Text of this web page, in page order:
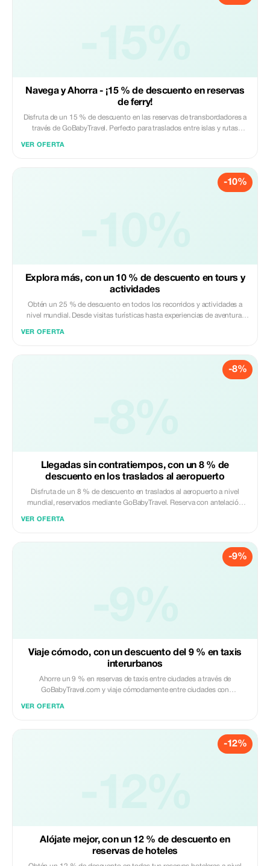
Navega y Ahorra - ¡15 % de descuento en reservas
de ferry!
Disfruta de un 15 % de descuento en las reservas de transbordadores a
través de GoBabyTravel. Perfecto para traslados entre islas y rutas
VER OFERTA
-10%
Explora más, con un 10 % de descuento en tours y
actividades
Obtén un 25 % de descuento en todos los recorridos y actividades a
nivel mundial. Desde visitas turísticas hasta experiencias de aventura,
VER OFERTA
-8%
Llegadas sin contratiempos, con un 8 % de
descuento en los traslados al aeropuerto
Disfruta de un 8 % de descuento en traslados al aeropuerto a nivel
mundial, reservados mediante GoBabyTravel. Reserva con antelación
VER OFERTA
-9%
Viaje cómodo, con un descuento del 9 % en taxis
interurbanos
Ahorre un 9 % en reservas de taxis entre ciudades a través de
GoBabyTravel.com y viaje cómodamente entre ciudades con
VER OFERTA
-12%
Alójate mejor, con un 12 % de descuento en
reservas de hoteles